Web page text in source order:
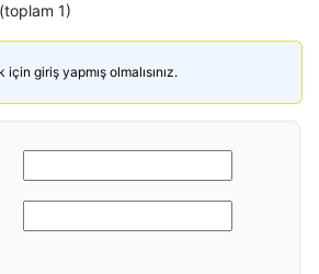
1)
giriş yapmış olmalısınız.